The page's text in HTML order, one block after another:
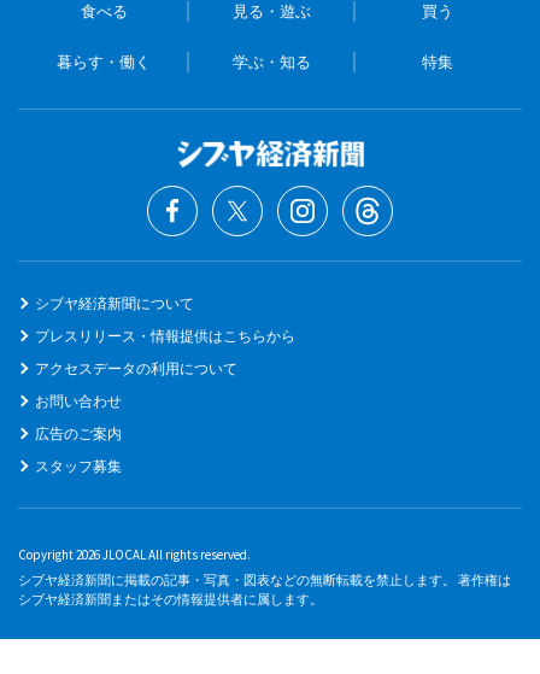
食べる 見る・遊ぶ 買う
暮らす・働く 学ぶ・知る 特集
シブヤ経済新聞について
プレスリリース・情報提供はこちらから
アクセスデータの利用について
お問い合わせ
広告のご案内
スタッフ募集
Copyright 2026 JLOCAL All rights reserved.
シブヤ経済新聞に掲載の記事・写真・図表などの無断転載を禁止します。 著作権は
シブヤ経済新聞またはその情報提供者に属します。